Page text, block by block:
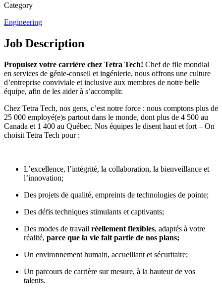
Category
Engineering
Job Description
Propulsez votre carrière chez Tetra Tech! Chef de file mondial
en services de génie-conseil et ingénierie, nous offrons une culture
d’entreprise conviviale et inclusive aux membres de notre belle
équipe, afin de les aider à s’accomplir.
Chez Tetra Tech, nos gens, c’est notre force : nous comptons plus de
25 000 employé(e)s partout dans le monde, dont plus de 4 500 au
Canada et 1 400 au Québec. Nos équipes le disent haut et fort – On
choisit Tetra Tech pour :
L’excellence, l’intégrité, la collaboration, la bienveillance et
l’innovation;
Des projets de qualité, empreints de technologies de pointe;
Des défis techniques stimulants et captivants;
Des modes de travail réellement flexibles, adaptés à votre
réalité, parce que la vie fait partie de nos plans;
Un environnement humain, accueillant et sécuritaire;
Un parcours de carrière sur mesure, à la hauteur de vos
talents.